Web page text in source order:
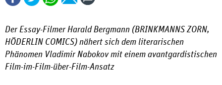
Der Essay-Filmer Harald Bergmann (BRINKMANNS ZORN,
HÖDERLIN COMICS) nähert sich dem literarischen
Phänomen Vladimir Nabokov mit einem avantgardistischen
Film-im-Film-über-Film-Ansatz